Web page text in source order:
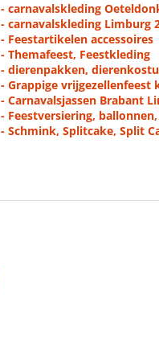
- carnavalskleding
- carnavalskleding Limburg
- Feestartikelen accessoires
- Themafeest, Feestkleding
- dierenpakken,
- Grappige vrijgezellenfeest
- Carnavalsjassen Brabant
- Feestversiering,
- Schmink, Splitcake, Split